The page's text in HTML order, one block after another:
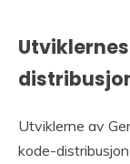
Utviklerne av
kode-